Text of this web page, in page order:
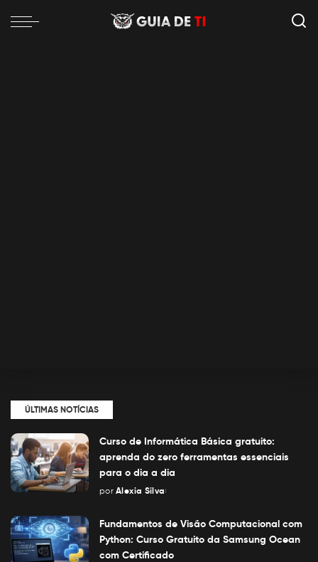
ÚLTIMAS NOTÍCIAS
Curso de Informática Básica gratuito:
aprenda do zero ferramentas essenciais
para o dia a dia
Posted
por Alexia Silva
Fundamentos de Visão Computacional com
Python: Curso Gratuito da Samsung Ocean
com Certificado